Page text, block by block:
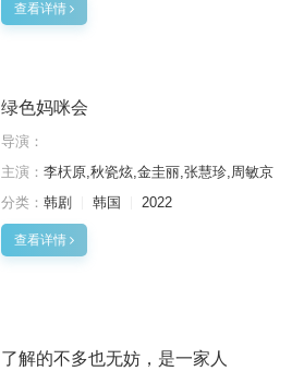
查看详情
绿色妈咪会
导演：
主演： 李枖原,秋瓷炫,金圭丽,张慧珍,周敏京
分类： 韩剧 韩国 2022
查看详情
了解的不多也无妨，是一家人